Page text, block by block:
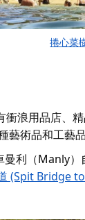
捲心菜
浪用品店、
藝術品和工藝品
曼利（Manly）
(Spit Bridge